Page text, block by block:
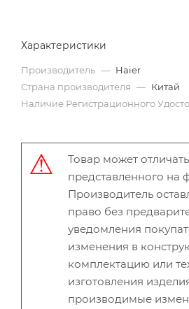
Характеристики
Производитель — Haier
Страна производителя — Китай
Наличие Регистрационного
Товар может
представленного на
Производитель
право без
уведомления
изменения в
комплектацию или
изготовления
производимые